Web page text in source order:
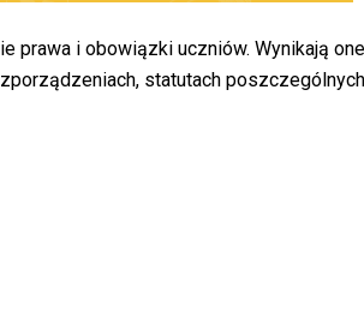
prawa i obowiązki uczniów. Wynikają
statutach